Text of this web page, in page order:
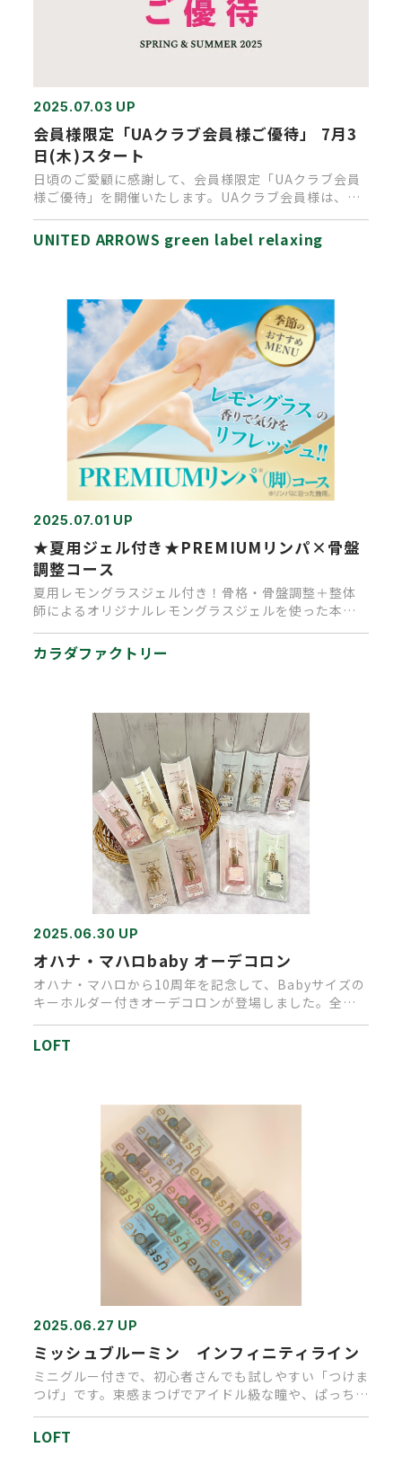
2025.07.03 UP
会員様限定「UAクラブ会員様ご優待」 7月3
日(木)スタート
日頃のご愛顧に感謝して、会員様限定「UAクラブ会員
様ご優待」を開催いたします。UAクラブ会員様は、通
常セールに先駆けまし…
UNITED ARROWS green label relaxing
2025.07.01 UP
★夏用ジェル付き★PREMIUMリンパ×骨盤
調整コース
夏用レモングラスジェル付き！骨格・骨盤調整＋整体
師によるオリジナルレモングラスジェルを使った本格
PREMIUMフットケア…
カラダファクトリー
2025.06.30 UP
オハナ・マハロbaby オーデコロン
オハナ・マハロから10周年を記念して、Babyサイズの
キーホルダー付きオーデコロンが登場しました。全部
で10種類あり、そ…
LOFT
2025.06.27 UP
ミッシュブルーミン インフィニティライン
ミニグルー付きで、初心者さんでも試しやすい「つけま
つげ」です。束感まつげでアイドル級な瞳や、ぱっちり
LOFT